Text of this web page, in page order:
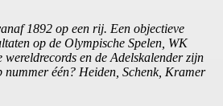
1892 op een rij. Een objectieve
op de Olympische Spelen, WK
en de Adelskalender zijn
nummer één? Heiden, Schenk, Kramer